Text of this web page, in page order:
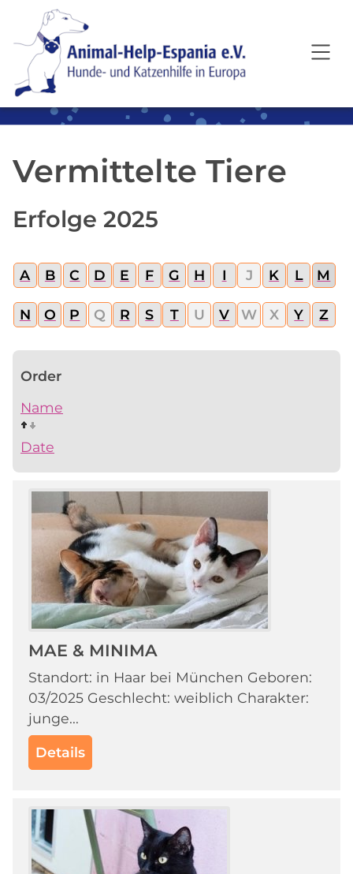
SKIP TO MAIN CONTENT
Vermittelte Tiere
Erfolge 2025
A B C D E F G H I J K L M
N O P Q R S T U V W X Y Z
Order
Name
Date
MAE & MINIMA
Standort: in Haar bei München Geboren:
03/2025 Geschlecht: weiblich Charakter:
junge...
Details